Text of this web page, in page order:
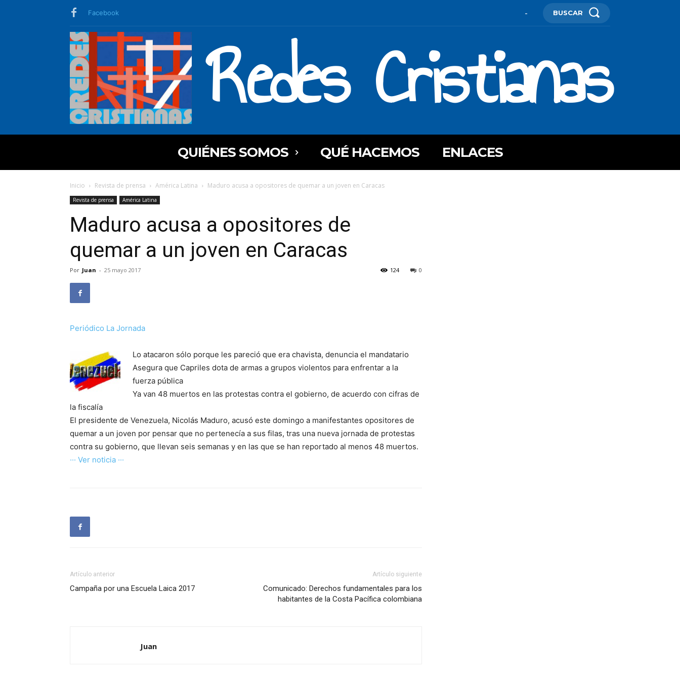
Facebook - BUSCAR
Redes Cristianas
QUIÉNES SOMOS QUÉ HACEMOS ENLACES
Inicio Revista de prensa América Latina Maduro acusa a opositores de quemar a un joven en Caracas
Revista de prensa América Latina
Maduro acusa a opositores de
quemar a un joven en Caracas
Por Juan - 25 mayo 2017 0
124
Periódico La Jornada
Lo atacaron sólo porque les pareció que era chavista, denuncia el mandatario
Asegura que Capriles dota de armas a grupos violentos para enfrentar a la
fuerza pública
Ya van 48 muertos en las protestas contra el gobierno, de acuerdo con cifras de
la fiscalía
El presidente de Venezuela, Nicolás Maduro, acusó este domingo a manifestantes opositores de
quemar a un joven por pensar que no pertenecía a sus filas, tras una nueva jornada de protestas
contra su gobierno, que llevan seis semanas y en las que se han reportado al menos 48 muertos.
··· Ver noticia ···
Artículo anterior
Campaña por una Escuela Laica 2017
Artículo siguiente
Comunicado: Derechos fundamentales para los
habitantes de la Costa Pacífica colombiana
Juan